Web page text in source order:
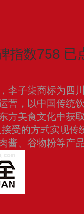
指数758 已
李子柒商标为四
营，以中国传统
方美食文化中获
受的方式实现
酱、谷物粉等产